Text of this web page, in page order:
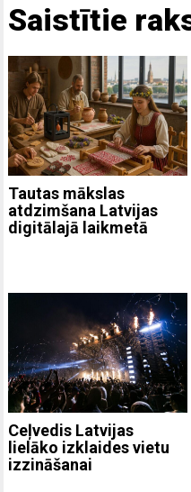
Saistītie
Tautas mākslas
atdzimšana Latvijas
digitālajā laikmetā
Ceļvedis Latvijas
lielāko izklaides vietu
izzināšanai